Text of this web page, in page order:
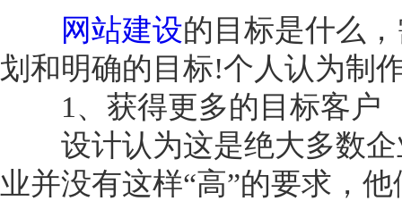
网站建设的目标是什么
划和明确的目标!个人认为制
1、获得更多的目标客户
设计认为这是绝大多数企
业并没有这样“高”的要求，